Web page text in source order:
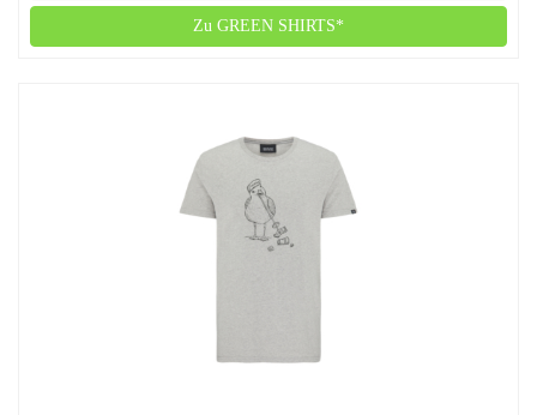
Zu GREEN SHIRTS*